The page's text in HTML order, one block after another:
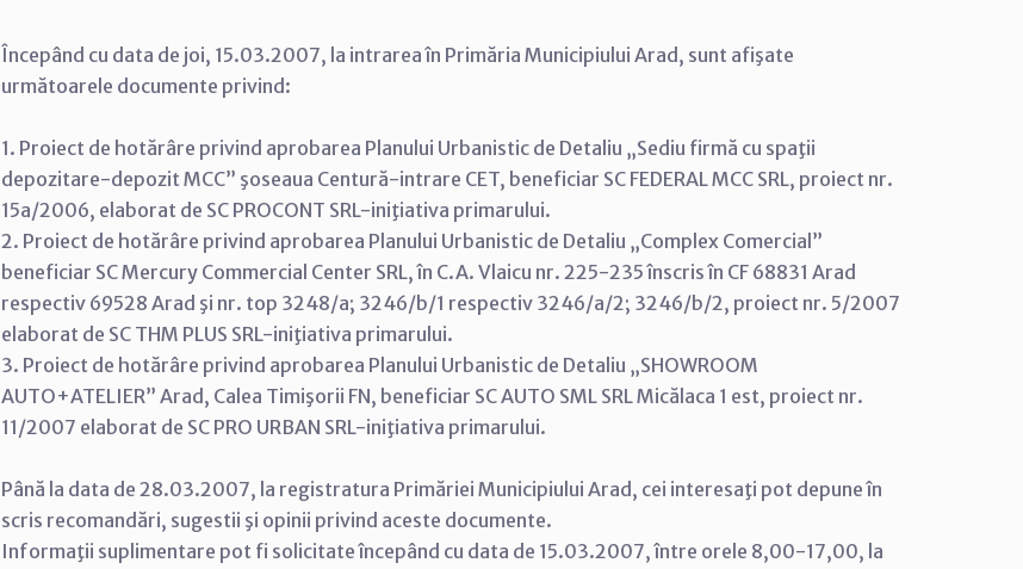
Începând cu data de joi, 15.03.2007, la intrarea în Primăria Municipiului Arad, sunt afişate
următoarele documente privind:
1. Proiect de hotărâre privind aprobarea Planului Urbanistic de Detaliu „Sediu firmă cu spaţii
depozitare-depozit MCC” şoseaua Centură-intrare CET, beneficiar SC FEDERAL MCC SRL, proiect nr.
15a/2006, elaborat de SC PROCONT SRL-iniţiativa primarului.
2. Proiect de hotărâre privind aprobarea Planului Urbanistic de Detaliu „Complex Comercial”
beneficiar SC Mercury Commercial Center SRL, în C.A. Vlaicu nr. 225-235 înscris în CF 68831 Arad
respectiv 69528 Arad şi nr. top 3248/a; 3246/b/1 respectiv 3246/a/2; 3246/b/2, proiect nr. 5/2007
elaborat de SC THM PLUS SRL-iniţiativa primarului.
3. Proiect de hotărâre privind aprobarea Planului Urbanistic de Detaliu „SHOWROOM
AUTO+ATELIER” Arad, Calea Timişorii FN, beneficiar SC AUTO SML SRL Micălaca 1 est, proiect nr.
11/2007 elaborat de SC PRO URBAN SRL-iniţiativa primarului.
Până la data de 28.03.2007, la registratura Primăriei Municipiului Arad, cei interesaţi pot depune în
scris recomandări, sugestii şi opinii privind aceste documente.
Informaţii suplimentare pot fi solicitate începând cu data de 15.03.2007, între orele 8,00-17,00, la